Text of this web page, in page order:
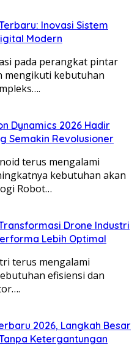
Inovasi Sistem
Modern
pada perangkat pintar
mengikuti kebutuhan
Dynamics 2026 Hadir
Semakin Revolusioner
terus mengalami
kebutuhan akan
Robot…
Drone Industri
Lebih Optimal
terus mengalami
efisiensi dan
2026, Langkah Besar
Ketergantungan